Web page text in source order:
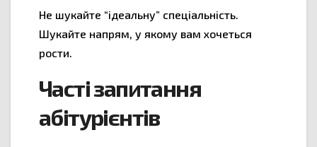
Не шукайте “ідеальну” спеціальність.
Шукайте напрям, у якому вам хочеться
рости.
Часті запитання
абітурієнтів